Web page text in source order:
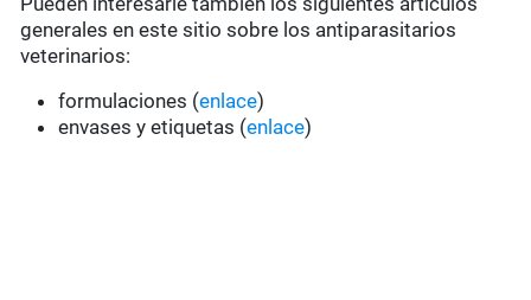
generales en este sitio sobre los antiparasitarios
veterinarios:
formulaciones (enlace)
envases y etiquetas (enlace)